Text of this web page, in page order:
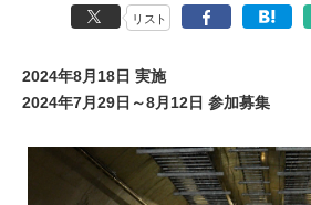
リスト
2024年8月18日 実施
2024年7月29日～8月12日 参加募集